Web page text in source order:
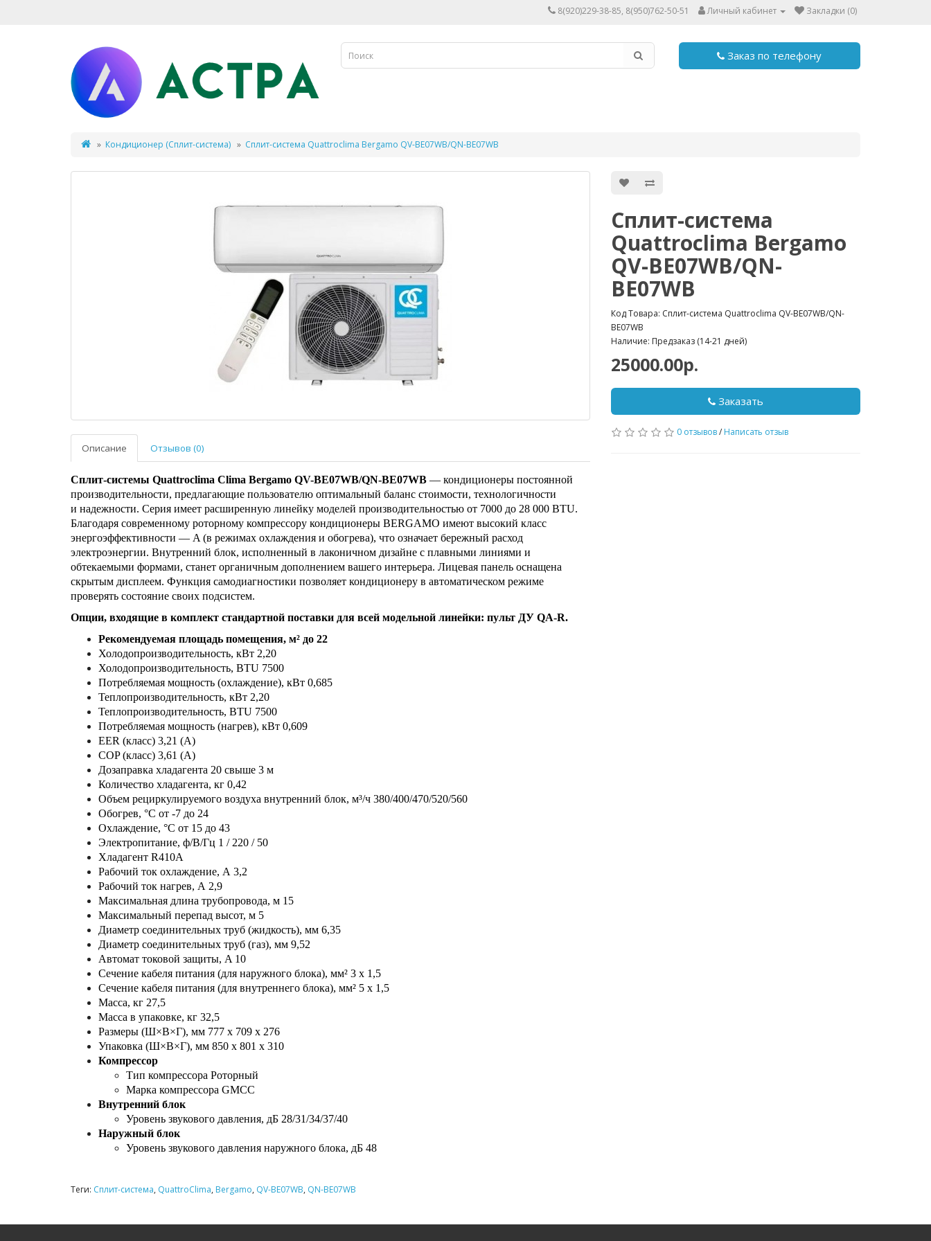
8(920)229-38-85, 8(950)762-50-51 Личный кабинет Закладки (0)
Заказ по телефону
Кондиционер (Сплит-система) Сплит-система Quattroclima Bergamo QV-BE07WB/QN-BE07WB
Описание Отзывов (0)
Сплит-системы Quattroclima Clima Bergamo QV-BE07WB/QN-BE07WB — кондиционеры постоянной
производительности, предлагающие пользователю оптимальный баланс стоимости, технологичности
и надежности. Серия имеет расширенную линейку моделей производительностью от 7000 до 28 000 BTU.
Благодаря современному роторному компрессору кондиционеры BERGAMO имеют высокий класс
энергоэффективности — A (в режимах охлаждения и обогрева), что означает бережный расход
электроэнергии. Внутренний блок, исполненный в лаконичном дизайне с плавными линиями и
обтекаемыми формами, станет органичным дополнением вашего интерьера. Лицевая панель оснащена
скрытым дисплеем. Функция самодиагностики позволяет кондиционеру в автоматическом режиме
проверять состояние своих подсистем.
Опции, входящие в комплект стандартной поставки для всей модельной линейки: пульт ДУ QA-R.
Рекомендуемая площадь помещения, м² до 22
Холодопроизводительность, кВт 2,20
Холодопроизводительность, BTU 7500
Потребляемая мощность (охлаждение), кВт 0,685
Теплопроизводительность, кВт 2,20
Теплопроизводительность, BTU 7500
Потребляемая мощность (нагрев), кВт 0,609
EER (класс) 3,21 (A)
COP (класс) 3,61 (A)
Дозаправка хладагента 20 свыше 3 м
Количество хладагента, кг 0,42
Объем рециркулируемого воздуха внутренний блок, м³/ч 380/400/470/520/560
Обогрев, °С от -7 до 24
Охлаждение, °С от 15 до 43
Электропитание, ф/В/Гц 1 / 220 / 50
Хладагент R410A
Рабочий ток охлаждение, А 3,2
Рабочий ток нагрев, А 2,9
Максимальная длина трубопровода, м 15
Максимальный перепад высот, м 5
Диаметр соединительных труб (жидкость), мм 6,35
Диаметр соединительных труб (газ), мм 9,52
Автомат токовой защиты, A 10
Сечение кабеля питания (для наружного блока), мм² 3 х 1,5
Сечение кабеля питания (для внутреннего блока), мм² 5 х 1,5
Масса, кг 27,5
Масса в упаковке, кг 32,5
Размеры (Ш×В×Г), мм 777 x 709 x 276
Упаковка (Ш×В×Г), мм 850 x 801 x 310
Компрессор
Тип компрессора Роторный
Марка компрессора GMCC
Внутренний блок
Уровень звукового давления, дБ 28/31/34/37/40
Наружный блок
Уровень звукового давления наружного блока, дБ 48
Сплит-система
Quattroclima Bergamo
QV-BE07WB/QN-
BE07WB
Код Товара: Сплит-система Quattroclima QV-BE07WB/QN-
BE07WB
Наличие: Предзаказ (14-21 дней)
25000.00р.
Заказать
0 отзывов/ Написать отзыв
Теги: Сплит-система, QuattroClima, Bergamo, QV-BE07WB, QN-BE07WB